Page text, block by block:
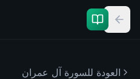
العودة للسورة آل عمران